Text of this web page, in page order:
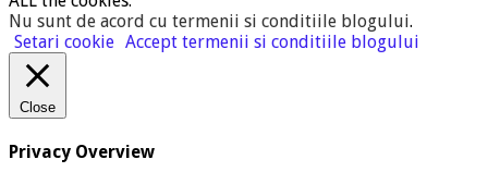
Nu sunt de acord cu termenii si conditiile blogului.
Setari cookie Accept termenii si conditiile blogului
Close
Privacy Overview